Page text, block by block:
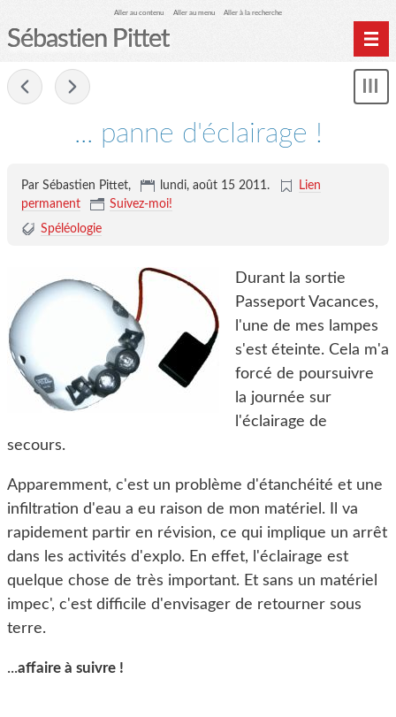
Aller au contenu Aller au menu Aller à la recherche
Sébastien Pittet
Spéléologie
Archives
... panne d'éclairage !
Par Sébastien Pittet, lundi, août 15 2011.
Lien
permanent
Suivez-moi!
Spéléologie
Durant la sortie
Passeport Vacances,
l'une de mes lampes
s'est éteinte. Cela m'a
forcé de poursuivre
la journée sur
l'éclairage de
secours.
Apparemment, c'est un problème d'étanchéité et une
infiltration d'eau a eu raison de mon matériel. Il va
rapidement partir en révision, ce qui implique un arrêt
dans les activités d'explo. En effet, l'éclairage est
quelque chose de très important. Et sans un matériel
impec', c'est difficile d'envisager de retourner sous
terre.
...affaire à suivre !